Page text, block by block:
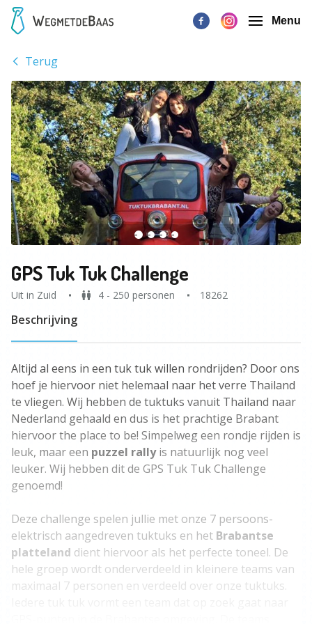
Menu
Terug
GPS Tuk Tuk Challenge
Uit in Zuid 4 - 250 personen 18262
Beschrijving
Altijd al eens in een tuk tuk willen rondrijden? Door ons
hoef je hiervoor niet helemaal naar het verre Thailand
te vliegen. Wij hebben de tuktuks vanuit Thailand naar
Nederland gehaald en dus is het prachtige Brabant
hiervoor the place to be! Simpelweg een rondje rijden is
leuk, maar een puzzel rallyis natuurlijk nog veel
leuker. Wij hebben dit de GPS Tuk Tuk Challenge
genoemd!
Deze challenge spelen jullie met onze 7 persoons-
elektrisch aangedreven tuktuks en het Brabantse
platteland dient hiervoor als het perfecte toneel. De
hele groep wordt onderverdeeld in kleinere teams van
maximaal 7 personen en verdeeld over onze tuktuks.